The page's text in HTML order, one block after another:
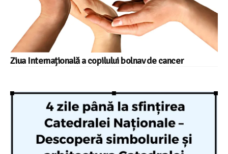
Ziua Internațională a copilului bolnav de cancer